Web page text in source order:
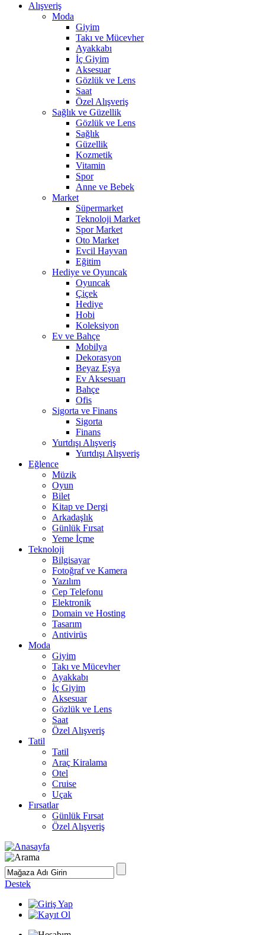
Alışveriş
Moda
Giyim
Takı ve Mücevher
Ayakkabı
İç Giyim
Aksesuar
Gözlük ve Lens
Saat
Özel Alışveriş
Sağlık ve Güzellik
Gözlük ve Lens
Sağlık
Güzellik
Kozmetik
Vitamin
Spor
Anne ve Bebek
Market
Süpermarket
Teknoloji Market
Spor Market
Oto Market
Evcil Hayvan
Eğitim
Hediye ve Oyuncak
Oyuncak
Çiçek
Hediye
Hobi
Koleksiyon
Ev ve Bahçe
Mobilya
Dekorasyon
Beyaz Eşya
Ev Aksesuarı
Bahçe
Ofis
Sigorta ve Finans
Sigorta
Finans
Yurtdışı Alışveriş
Yurtdışı Alışveriş
Eğlence
Müzik
Oyun
Bilet
Kitap ve Dergi
Arkadaşlık
Günlük Fırsat
Yeme İçme
Teknoloji
Bilgisayar
Fotoğraf ve Kamera
Yazılım
Cep Telefonu
Elektronik
Domain ve Hosting
Tasarım
Antivirüs
Moda
Giyim
Takı ve Mücevher
Ayakkabı
İç Giyim
Aksesuar
Gözlük ve Lens
Saat
Özel Alışveriş
Tatil
Tatil
Araç Kiralama
Otel
Cruise
Uçak
Fırsatlar
Günlük Fırsat
Özel Alışveriş
Destek